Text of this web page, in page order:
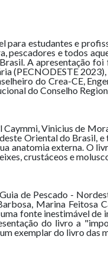
estudantes e
e todos
A apresentação
(PECNODESTE
do Crea-CE,
do Conselho
Vinicius de
Oriental do Brasil,
anatomia externa. O
crustáceos e
de Pescado -
Marina Feitosa
fonte inestimável de
do livro a
exemplar do livro das